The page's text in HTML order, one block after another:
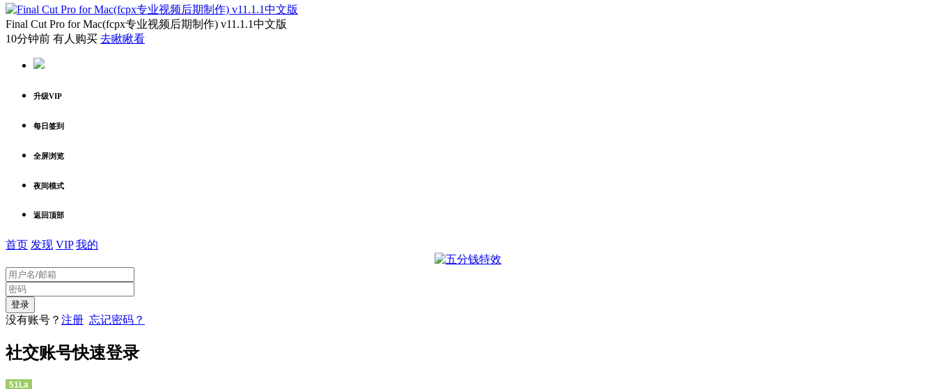
Final Cut Pro for Mac(fcpx专业视频后期制作) v11.1.1中文版
10分钟前 有人购买 去瞅瞅看
升级VIP
每日签到
全屏浏览
夜间模式
返回顶部
首页 发现 VIP 我的
没有账号？ 注册 忘记密码？
社交账号快速登录
51La